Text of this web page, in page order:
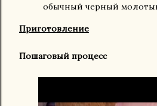
обычный черный
Приготовление
Пошаговый процесс